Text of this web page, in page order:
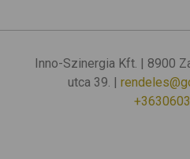
Inno-Szinergia Kft. | 8900
utca 39. |